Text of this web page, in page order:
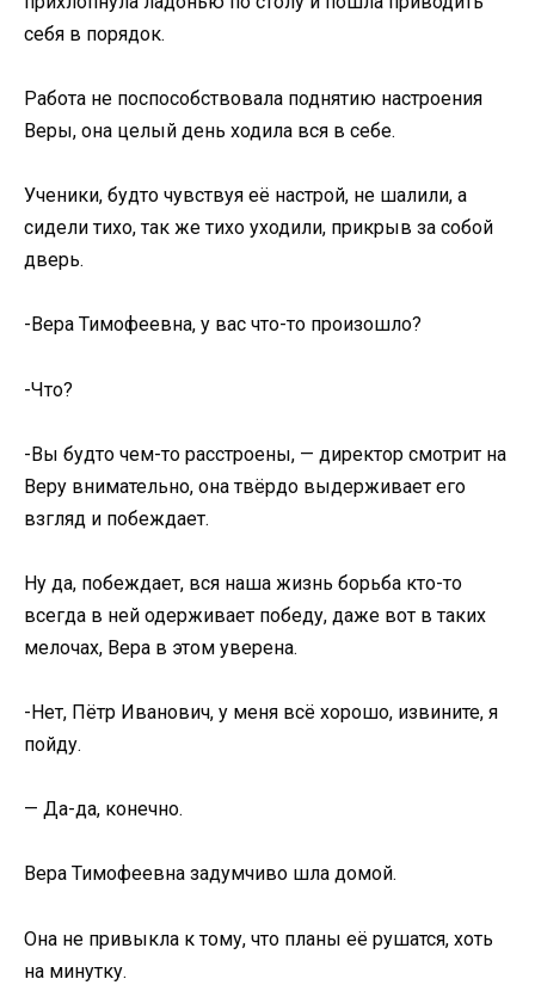
себя в порядок.
Работа не поспособствовала поднятию настроения
Веры, она целый день ходила вся в себе.
Ученики, будто чувствуя её настрой, не шалили, а
сидели тихо, так же тихо уходили, прикрыв за собой
дверь.
-Вера Тимофеевна, у вас что-то произошло?
-Что?
-Вы будто чем-то расстроены, — директор смотрит на
Веру внимательно, она твёрдо выдерживает его
взгляд и побеждает.
Ну да, побеждает, вся наша жизнь борьба кто-то
всегда в ней одерживает победу, даже вот в таких
мелочах, Вера в этом уверена.
-Нет, Пётр Иванович, у меня всё хорошо, извините, я
пойду.
— Да-да, конечно.
Вера Тимофеевна задумчиво шла домой.
Она не привыкла к тому, что планы её рушатся, хоть
на минутку.